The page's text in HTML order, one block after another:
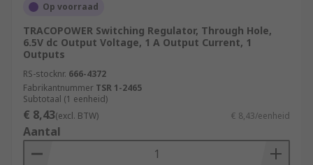
Types of switching regulators
The basic circuit of the switching regulator can
be configured to increase (step up or boost),
reduce (step down or buck), or reverse the output
voltage with respect to the input voltage
(inverters). Switching regulators offer several
advantages overlinear voltage regulators. The
main advantage is the high conversion efficiency,
Op voorraad
TRACOPOWER Switching Regulator, Through Hole,
6.5V dc Output Voltage, 1 A Output Current, 1
Outputs
RS-stocknr. 666-4372
Fabrikantnummer TSR 1-2465
Subtotaal (1 eenheid)
€ 8,43(excl. BTW) € 8,43/eenheid
Aantal